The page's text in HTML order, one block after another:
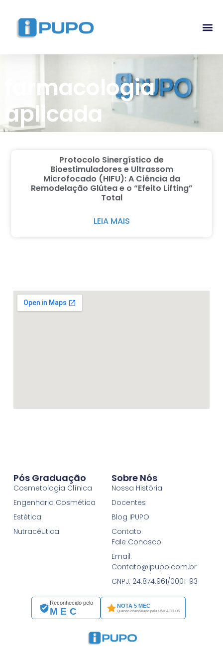
farmacologia
aplicada
Protocolo Sinergístico de
Bioestimuladores e Ultrassom
Microfocado (HIFU): A Ciência da
Remodelação Glútea e o “Efeito Lifting”
Total
LEIA MAIS
Reconhecido pelo
MEC
NOTA 5 MEC
Quando chancelado pela UNIFATELOS
Pós Graduação
Cosmetologia Clínica
Engenharia Cosmética
Estética
Nutracêutica
Sobre Nós
Nossa História
Docentes
Blog IPUPO
Contato
Fale Conosco
Email:
Contato@ipupo.com.br
CNPJ: 24.874.961/0001-93